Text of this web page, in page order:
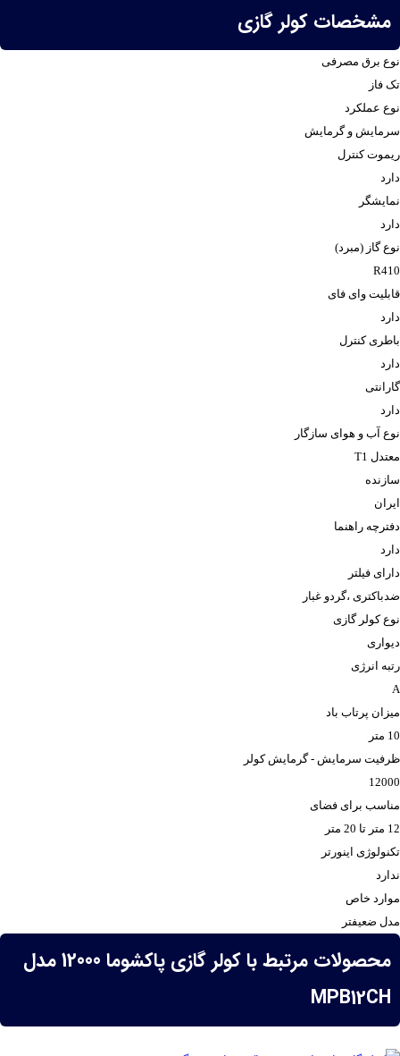
مشخصات کولر گازی
نوع برق مصرفی
تک فاز
نوع عملکرد
سرمایش و گرمایش
ریموت کنترل
دارد
نمایشگر
دارد
نوع گاز (مبرد)
R410
قابلیت وای فای
دارد
باطری کنترل
دارد
گارانتی
دارد
نوع آب و هوای سازگار
معتدل T1
سازنده
ایران
دفترچه راهنما
دارد
دارای فیلتر
ضدباکتری ،گردو غبار
نوع کولر گازی
دیواری
رتبه انرژی
A
میزان پرتاب باد
10 متر
ظرفیت سرمایش - گرمایش کولر
12000
مناسب برای فضای
12 متر تا 20 متر
تکنولوژی اینورتر
ندارد
موارد خاص
مدل ضعیفتر
محصولات مرتبط با کولر گازی پاکشوما 12000 مدل
MPB12CH